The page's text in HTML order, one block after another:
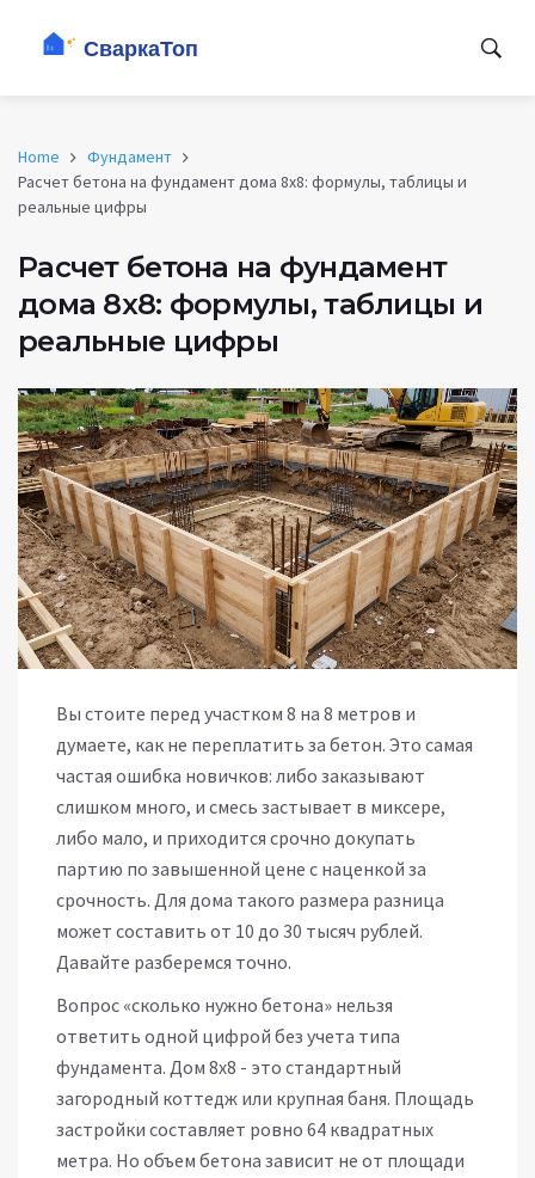
Home
Фундамент
Расчет бетона на фундамент дома 8х8: формулы, таблицы и
реальные цифры
Расчет бетона на фундамент
дома 8х8: формулы, таблицы и
реальные цифры
Вы стоите перед участком 8 на 8 метров и
думаете, как не переплатить за бетон. Это самая
частая ошибка новичков: либо заказывают
слишком много, и смесь застывает в миксере,
либо мало, и приходится срочно докупать
партию по завышенной цене с наценкой за
срочность. Для дома такого размера разница
может составить от 10 до 30 тысяч рублей.
Давайте разберемся точно.
Вопрос «сколько нужно бетона» нельзя
ответить одной цифрой без учета типа
фундамента. Дом 8х8 - это стандартный
загородный коттедж или крупная баня. Площадь
застройки составляет ровно 64 квадратных
метра. Но объем бетона зависит не от площади